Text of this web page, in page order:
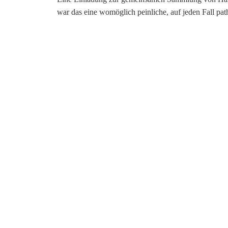
war das eine womöglich peinliche, auf jeden Fall